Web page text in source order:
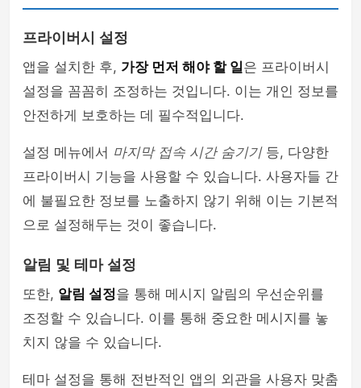
프라이버시 설정
앱을 설치한 후, 가장 먼저 해야 할 일은 프라이버시
설정을 꼼꼼히 조정하는 것입니다. 이는 개인 정보를
안전하게 보호하는 데 필수적입니다.
설정 메뉴에서 마지막 접속 시간 숨기기등, 다양한
프라이버시 기능을 사용할 수 있습니다. 사용자들 간
에 불필요한 정보를 노출하지 않기 위해 이는 기본적
으로 설정해두는 것이 좋습니다.
알림 및 테마 설정
또한, 알림 설정을 통해 메시지 알림의 우선순위를
조정할 수 있습니다. 이를 통해 중요한 메시지를 놓
치지 않을 수 있습니다.
테마 설정을 통해 전반적인 앱의 외관을 사용자 맞춤